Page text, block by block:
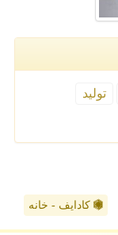
تولید
کادایف - خانه